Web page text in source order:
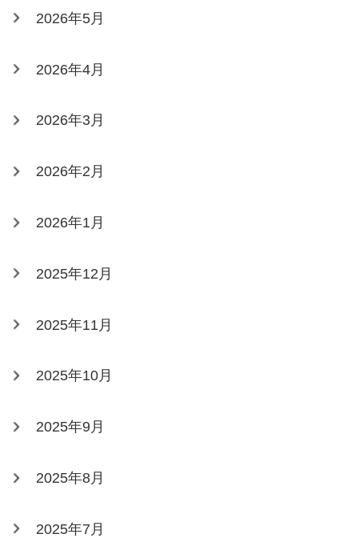
2026年5月
2026年4月
2026年3月
2026年2月
2026年1月
2025年12月
2025年11月
2025年10月
2025年9月
2025年8月
2025年7月